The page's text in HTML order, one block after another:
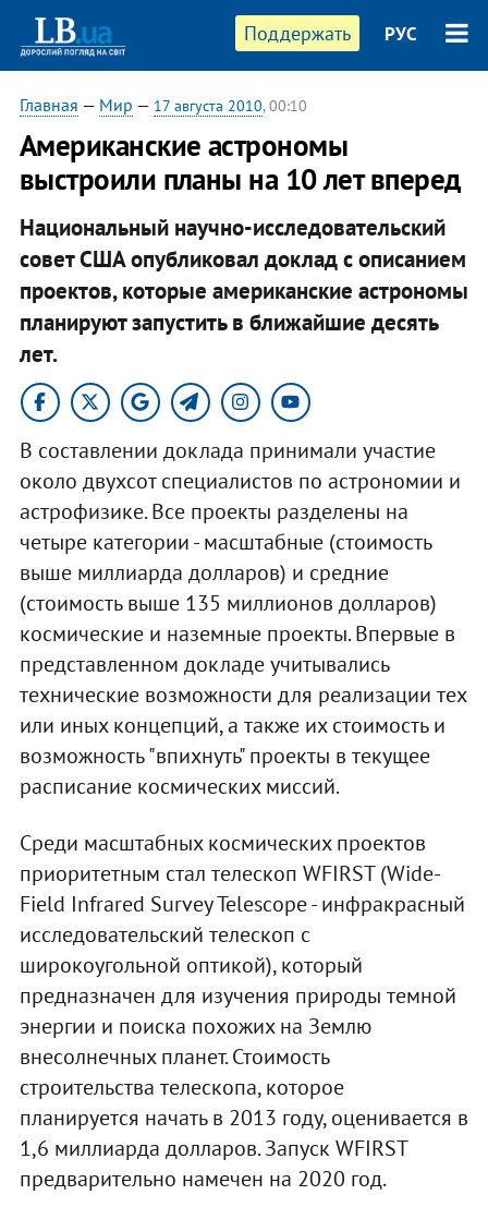
Поддержать РУС
Главная — Мир — 17 августа 2010, 00:10
Американские астрономы
выстроили планы на 10 лет вперед
Национальный научно-исследовательский
совет США опубликовал доклад с описанием
проектов, которые американские астрономы
планируют запустить в ближайшие десять
лет.
В составлении доклада принимали участие
около двухсот специалистов по астрономии и
астрофизике. Все проекты разделены на
четыре категории - масштабные (стоимость
выше миллиарда долларов) и средние
(стоимость выше 135 миллионов долларов)
космические и наземные проекты. Впервые в
представленном докладе учитывались
технические возможности для реализации тех
или иных концепций, а также их стоимость и
возможность "впихнуть" проекты в текущее
расписание космических миссий.
Среди масштабных космических проектов
приоритетным стал телескоп WFIRST (Wide-
Field Infrared Survey Telescope - инфракрасный
исследовательский телескоп с
широкоугольной оптикой), который
предназначен для изучения природы темной
энергии и поиска похожих на Землю
внесолнечных планет. Стоимость
строительства телескопа, которое
планируется начать в 2013 году, оценивается в
1,6 миллиарда долларов. Запуск WFIRST
предварительно намечен на 2020 год.